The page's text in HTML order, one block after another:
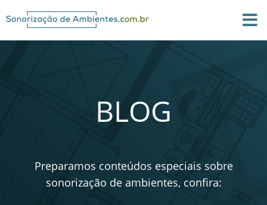
BLOG
Preparamos conteúdos especiais sobre
sonorização de ambientes, confira: